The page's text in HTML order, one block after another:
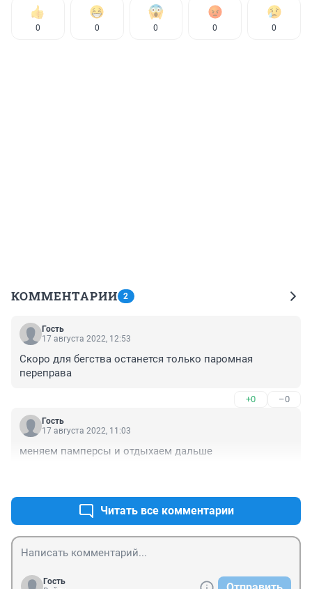
0 0 0 0 0
КОММЕНТАРИИ 2
Гость
17 августа 2022, 12:53
Скоро для бегства останется только паромная
переправа
+0 –0
Гость
17 августа 2022, 11:03
меняем памперсы и отдыхаем дальше
Читать все комментарии
Гость